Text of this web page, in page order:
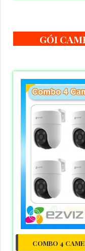
GÓI
COMBO 4